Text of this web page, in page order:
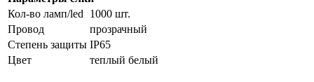
Кол-во ламп/led 1000 шт.
Провод
прозрачный
Степень защиты IP65
Цвет
теплый белый